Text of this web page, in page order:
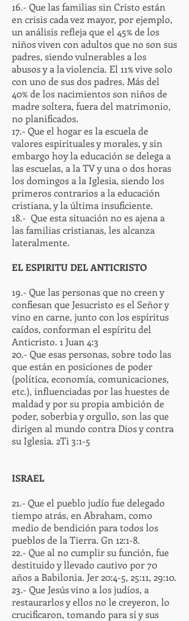
16.- Que las familias sin Cristo están
en crisis cada vez mayor, por ejemplo,
un análisis refleja que el 45% de los
niños viven con adultos que no son sus
padres, siendo vulnerables a los
abusos y a la violencia. El 11% vive solo
con uno de sus dos padres. Más del
40% de los nacimientos son niños de
madre soltera, fuera del matrimonio,
no planificados.
17.- Que el hogar es la escuela de
valores espirituales y morales, y sin
embargo hoy la educación se delega a
las escuelas, a la TV y una o dos horas
los domingos a la Iglesia, siendo los
primeros contrarios a la educación
cristiana, y la última insuficiente.
18.- Que esta situación no es ajena a
las familias cristianas, les alcanza
lateralmente.
EL ESPIRITU DEL ANTICRISTO
19.- Que las personas que no creen y
confiesan que Jesucristo es el Señor y
vino en carne, junto con los espíritus
caídos, conforman el espíritu del
Anticristo. 1 Juan 4:3
20.- Que esas personas, sobre todo las
que están en posiciones de poder
(política, economía, comunicaciones,
etc.), influenciadas por las huestes de
maldad y por su propia ambición de
poder, soberbia y orgullo, son las que
dirigen al mundo contra Dios y contra
su Iglesia. 2Ti 3:1-5
ISRAEL
21.- Que el pueblo judío fue delegado
tiempo atrás, en Abraham, como
medio de bendición para todos los
pueblos de la Tierra. Gn 12:1-8.
22.- Que al no cumplir su función, fue
destituido y llevado cautivo por 70
años a Babilonia. Jer 20:4-5, 25:11, 29:10.
23.- Que Jesús vino a los judíos, a
restaurarlos y ellos no le creyeron, lo
crucificaron, tomando para sí y sus